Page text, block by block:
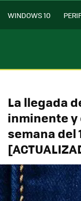
WINDOWS 10
La llegada
inminente
semana del